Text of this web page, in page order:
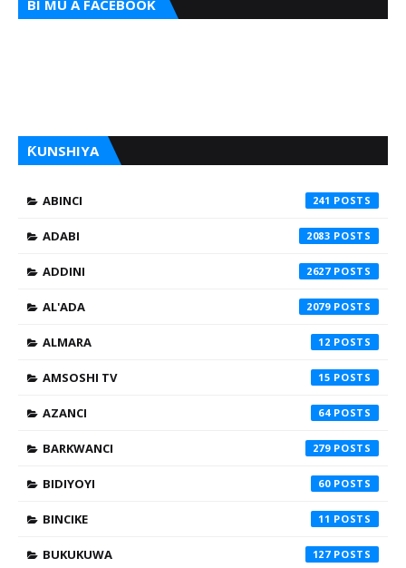
BI MU A FACEBOOK
ƘUNSHIYA
ABINCI 241
ADABI 2083
ADDINI 2627
AL'ADA 2079
ALMARA 12
AMSOSHI TV 15
AZANCI 64
BARKWANCI 279
BIDIYOYI 60
BINCIKE 11
BUKUKUWA 127